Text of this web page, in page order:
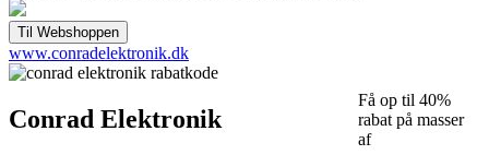
www.conradelektronik.dk
Conrad Elektronik
Få op til 40%
rabat på masser
af